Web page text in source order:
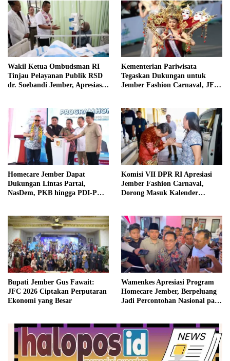
Wakil Ketua Ombudsman RI
Tinjau Pelayanan Publik RSD
dr. Soebandi Jember, Apresiasi
Kementerian Pariwisata
Tegaskan Dukungan untuk
Jember Fashion Carnaval, JFC
Homecare Jember Dapat
Dukungan Lintas Partai,
NasDem, PKB hingga PDI-P
Komisi VII DPR RI Apresiasi
Jember Fashion Carnaval,
Dorong Masuk Kalender
Bupati Jember Gus Fawait:
JFC 2026 Ciptakan Perputaran
Ekonomi yang Besar
Wamenkes Apresiasi Program
Homecare Jember, Berpeluang
Jadi Percontohan Nasional pada